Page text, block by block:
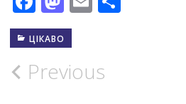
ЦІКАВО
Post
Previous